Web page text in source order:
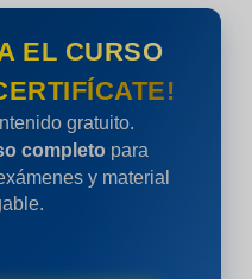
EL CURSO
gratuito.
completo para
y material